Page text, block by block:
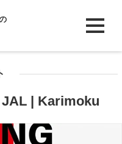
| Karimoku